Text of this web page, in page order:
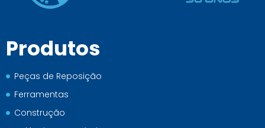
Produtos
Peças de Reposição
Ferramentas
Construção